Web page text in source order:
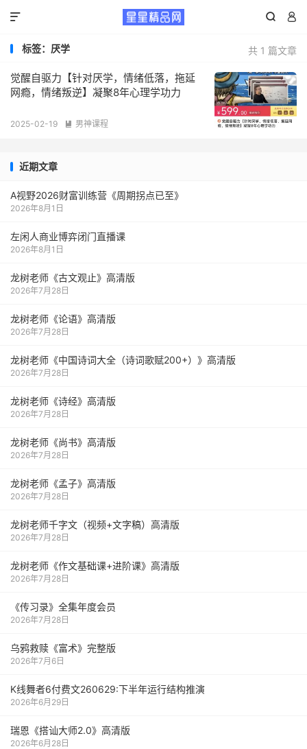
 

共 1 篇文章
标签：厌学
觉醒自驱力【针对厌学，情绪低落，拖延
网瘾，情绪叛逆】凝聚8年心理学功力
2025-02-19  男神课程
近期文章
A视野2026财富训练营《周期拐点已至》
2026年8月1日
左闲人商业博弈闭门直播课
2026年8月1日
龙树老师《古文观止》高清版
2026年7月28日
龙树老师《论语》高清版
2026年7月28日
龙树老师《中国诗词大全（诗词歌赋200+）》高清版
2026年7月28日
龙树老师《诗经》高清版
2026年7月28日
龙树老师《尚书》高清版
2026年7月28日
龙树老师《孟子》高清版
2026年7月28日
龙树老师千字文（视频+文字稿）高清版
2026年7月28日
龙树老师《作文基础课+进阶课》高清版
2026年7月28日
《传习录》全集年度会员
2026年7月28日
乌鸦救赎《富术》完整版
2026年7月6日
K线舞者6付费文260629:下半年运行结构推演
2026年6月29日
瑞恩《搭讪大师2.0》高清版
2026年6月28日